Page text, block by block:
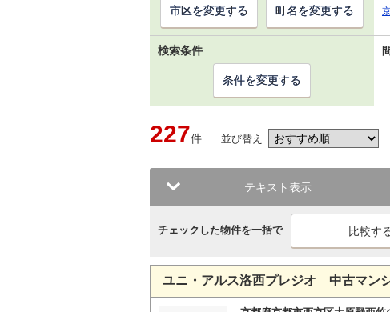
市区を変更する 町名を変更する
検索条件
条件を変更する
227件 並び替え
テキスト表示
チェックした物件を一括で
ユニ・アルス洛西プレジオ 中古マン